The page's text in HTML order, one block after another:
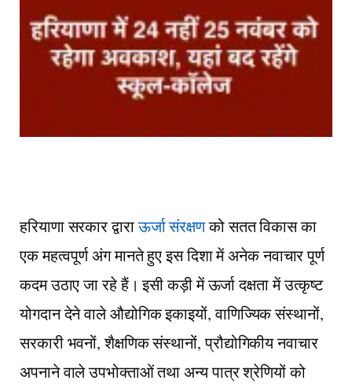
हरियाणा सरकार द्वाराऊर्जा संरक्षणको सतत विकास का
एक महत्वपूर्ण अंग मानते हुए इस दिशा में अनेक नवाचार पूर्ण
कदम उठाए जा रहे हैं। इसी कड़ी में ऊर्जा दक्षता में उत्कृष्ट
योगदान देने वाले औद्योगिक इकाइयों, वाणिज्यिक संस्थानों,
सरकारी भवनों, शैक्षणिक संस्थानों, प्रौद्योगिकीय नवाचार
अपनाने वाले उपभोक्ताओं तथा अन्य पात्र श्रेणियों को